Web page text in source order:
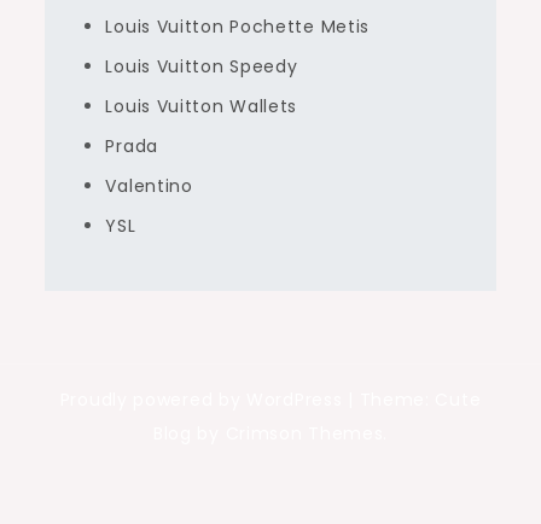
Louis Vuitton Pochette Metis
Louis Vuitton Speedy
Louis Vuitton Wallets
Prada
Valentino
YSL